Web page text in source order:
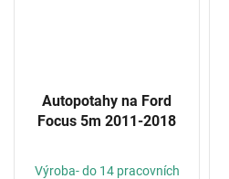
Autopotahy na Ford
Focus 5m 2011-2018
Výroba- do 14 pracovních